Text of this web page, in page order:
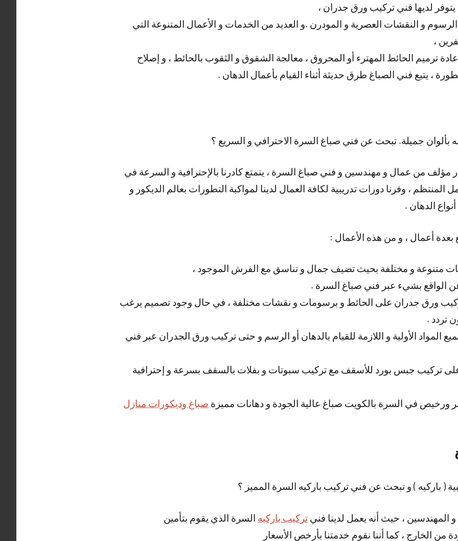
لديها فني تركيب ورق جدران ،
و النقشات العصرية و المودرن .و العديد من الخدمات و الأعمال المتنوعة التي
،
ترميم الحائط المهترء أو المحروق ، معالجة الشقوق و الثقوب بالحائط ، و إصلاح
، يتبع فني الصباغ طرق حديثة أثناء القيام بأعمال الدهان .
بألوان جميلة. تبحث عن فني صباغ السرة الاحترافي و السريع ؟
مؤلف من عمال و مهندسين و فني صباغ السرة ، يتمتع كادرنا بالإحترافية و السرعة في
، وفرنا دورات تدريبية لكافة العمال لدينا لمواكبة التطورات بعالم الديكور و
الدهان .
أعمال ، و من هذه الأعمال :
متنوعة و مختلفة بحيث تضيف جمال و تناسق مع الفرش الموجود ،
ورق جدران على الحائط و برسومات و نقشات مختلفة ، في حال وجود تصميم يرغب
تردد .
المواد الأولية و اللازمة للقيام بالدهان أو الرسم و حتى تركيب ورق الجدران عبر فني
تركيب جبس بورد للأسقف مع تركيب سبوتات و بفلات بالسقف بسرعة و إحترافية
ورخيص في السرة بالكويت صباغ عالية الجودة و دهانات مميزة صباغ وديكورات منازل
( باركيه ) و تبحث عن فني تركيب باركيه السرة المميز ؟
المهندسين ، حيث أنه يعمل لدينا فني تركيب باركيه السرة الذي يقوم بتأمين
من الخارج ، كما أننا نقوم خدمتنا بأرخص الأسعار